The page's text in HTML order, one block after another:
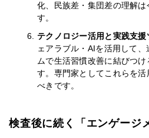
化、民族差・集団差の理解は
す。
テクノロジー活用と実践支
ェアラブル・AIを活用して
ムで生活習慣改善に結びつ
す。専門家としてこれらを
べきです。
検査後に続く「エンゲージ